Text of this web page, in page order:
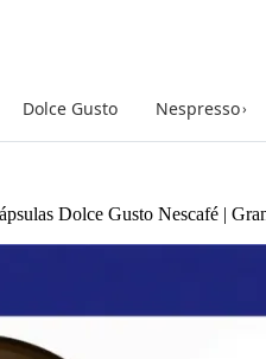
Dolce Gusto Nespresso›
Dolce Gusto Nescafé |